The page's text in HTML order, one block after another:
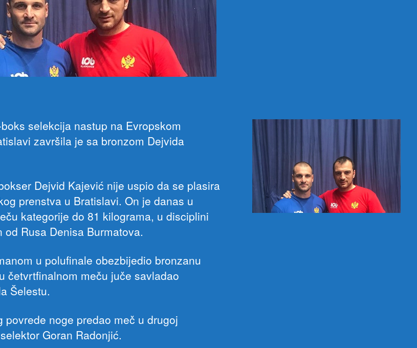
selekcija nastup na Evropskom
završila je sa bronzom Dejvida
Dejvid Kajević nije uspio da se plasira
prenstva u Bratislavi. On je danas u
kategorije do 81 kilograma, u disciplini
od Rusa Denisa Burmatova.
u polufinale obezbijedio bronzanu
četvrtfinalnom meču juče savladao
Šelestu.
povrede noge predao meč u drugoj
Goran Radonjić.